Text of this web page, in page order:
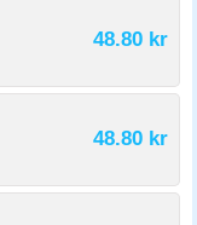
48.80 kr
48.80 kr